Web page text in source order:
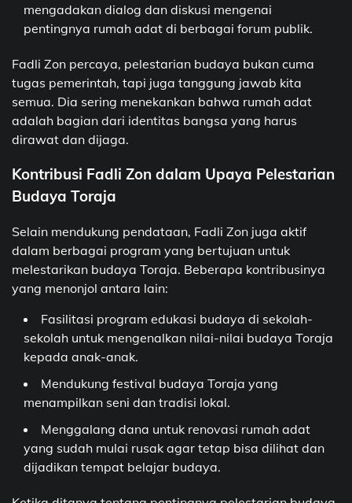
mengadakan dialog dan diskusi mengenai
pentingnya rumah adat di berbagai forum publik.
Fadli Zon percaya, pelestarian budaya bukan cuma
tugas pemerintah, tapi juga tanggung jawab kita
semua. Dia sering menekankan bahwa rumah adat
adalah bagian dari identitas bangsa yang harus
dirawat dan dijaga.
Kontribusi Fadli Zon dalam Upaya Pelestarian
Budaya Toraja
Selain mendukung pendataan, Fadli Zon juga aktif
dalam berbagai program yang bertujuan untuk
melestarikan budaya Toraja. Beberapa kontribusinya
yang menonjol antara lain:
Fasilitasi program edukasi budaya di sekolah-
sekolah untuk mengenalkan nilai-nilai budaya Toraja
kepada anak-anak.
Mendukung festival budaya Toraja yang
menampilkan seni dan tradisi lokal.
Menggalang dana untuk renovasi rumah adat
yang sudah mulai rusak agar tetap bisa dilihat dan
dijadikan tempat belajar budaya.